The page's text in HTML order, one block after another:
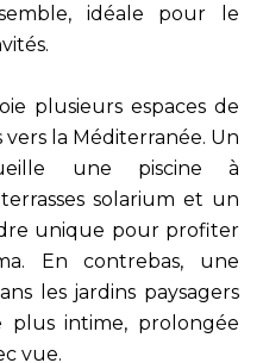
idéale pour le
plusieurs espaces de
la Méditerranée. Un
une piscine à
solarium et un
unique pour profiter
En contrebas, une
les jardins paysagers
plus intime, prolongée
vue.